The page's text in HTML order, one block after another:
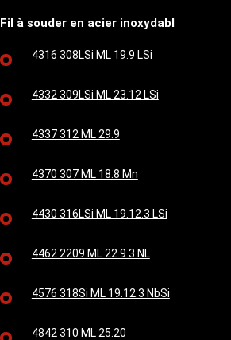
Fil à souder en acier inoxydabl
4316 308LSi ML 19.9 LSi
4332 309LSi ML 23.12 LSi
4337 312 ML 29.9
4370 307 ML 18.8 Mn
4430 316LSi ML 19.12.3 LSi
4462 2209 ML 22.9.3 NL
4576 318Si ML 19.12.3 NbSi
4842 310 ML 25.20